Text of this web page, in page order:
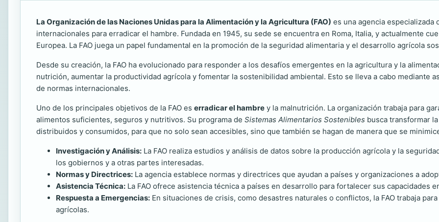
La Organización de las Naciones Unidas para la Alimentación y la Agricultura (FAO) es una agencia especializada
internacionales para erradicar el hambre. Fundada en 1945, su sede se encuentra en Roma, Italia, y actualmente
Europea. La FAO juega un papel fundamental en la promoción de la seguridad alimentaria y el desarrollo agrícola
Desde su creación, la FAO ha evolucionado para responder a los desafíos emergentes en la agricultura y la
nutrición, aumentar la productividad agrícola y fomentar la sostenibilidad ambiental. Esto se lleva a cabo mediante
de normas internacionales.
Uno de los principales objetivos de la FAO es erradicar el hambre y la malnutrición. La organización trabaja para
alimentos suficientes, seguros y nutritivos. Su programa de Sistemas Alimentarios Sostenibles busca transformar
distribuidos y consumidos, para que no solo sean accesibles, sino que también se hagan de manera que se
Investigación y Análisis: La FAO realiza estudios y análisis de datos sobre la producción agrícola y la
los gobiernos y a otras partes interesadas.
Normas y Directrices: La agencia establece normas y directrices que ayudan a países y organizaciones a
Asistencia Técnica: La FAO ofrece asistencia técnica a países en desarrollo para fortalecer sus capacidades
Respuesta a Emergencias: En situaciones de crisis, como desastres naturales o conflictos, la FAO trabaja
agrícolas.